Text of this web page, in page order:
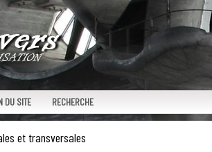
DU SITE RECHERCHE
et transversales